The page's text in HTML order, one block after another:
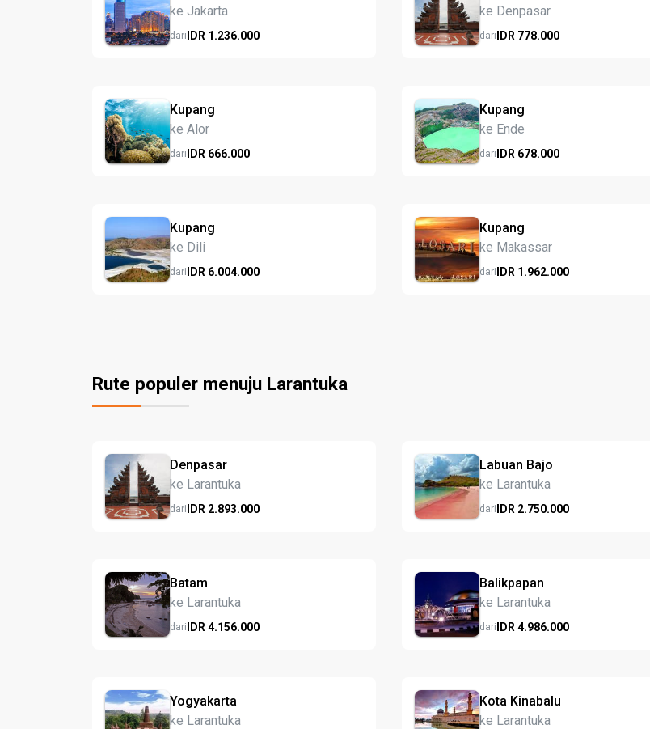
ke Jakarta
dariIDR 1.236.000
ke Denpasar
dariIDR 778.000
Kupang
ke Alor
dariIDR 666.000
Kupang
ke Ende
dariIDR 678.000
Kupang
ke Dili
dariIDR 6.004.000
Kupang
ke Makassar
dariIDR 1.962.000
Rute populer menuju Larantuka
Denpasar
ke Larantuka
dariIDR 2.893.000
Labuan Bajo
ke Larantuka
dariIDR 2.750.000
Batam
ke Larantuka
dariIDR 4.156.000
Balikpapan
ke Larantuka
dariIDR 4.986.000
Yogyakarta
ke Larantuka
Kota Kinabalu
ke Larantuka